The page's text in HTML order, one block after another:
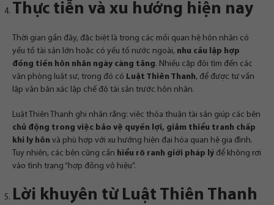
Thực tiễn và xu hướng hiện nay
Thời gian gần đây, đặc biệt là trong các mối quan hệ hôn nhân có
yếu tố tài sản lớn hoặc có yếu tố nước ngoài, nhu cầu lập hợp
đồng tiền hôn nhân ngày càng tăng. Nhiều cặp đôi tìm đến các
văn phòng luật sư, trong đó có Luật Thiên Thanh, để được tư vấn
lập văn bản xác lập chế độ tài sản trước hôn nhân.
Luật Thiên Thanh ghi nhận rằng: việc thỏa thuận tài sản giúp các bên
chủ động trong việc bảo vệ quyền lợi, giảm thiểu tranh chấp
khi ly hôn và phù hợp với xu hướng hiện đại hóa quan hệ gia đình.
Tuy nhiên, các bên cũng cần hiểu rõ ranh giới pháp lý để không rơi
vào tình trạng “hợp đồng vô hiệu”.
Lời khuyên từ Luật Thiên Thanh